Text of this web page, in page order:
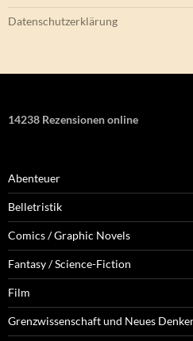
Datenschutzerklärung
14238 Rezensionen online
Abenteuer
Belletristik
Comics / Graphic Novels
Fantasy / Science-Fiction
Film
Grenzwissenschaft und Neues